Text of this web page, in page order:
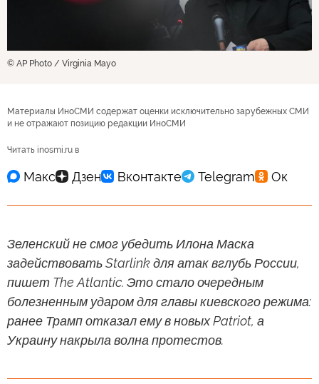
© AP Photo / Virginia Mayo
Материалы ИноСМИ содержат оценки исключительно зарубежных СМИ
и не отражают позицию редакции ИноСМИ
Читать inosmi.ru в
Зеленский не смог убедить Илона Маска
задействовать Starlink для атак вглубь России,
пишет The Atlantic. Это стало очередным
болезненным ударом для главы киевского режима:
ранее Трамп отказал ему в новых Patriot, а
Украину накрыла волна протестов.